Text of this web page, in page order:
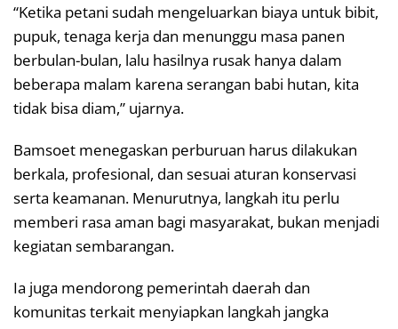
“Ketika petani sudah mengeluarkan biaya untuk bibit,
pupuk, tenaga kerja dan menunggu masa panen
berbulan-bulan, lalu hasilnya rusak hanya dalam
beberapa malam karena serangan babi hutan, kita
tidak bisa diam,” ujarnya.
Bamsoet menegaskan perburuan harus dilakukan
berkala, profesional, dan sesuai aturan konservasi
serta keamanan. Menurutnya, langkah itu perlu
memberi rasa aman bagi masyarakat, bukan menjadi
kegiatan sembarangan.
Ia juga mendorong pemerintah daerah dan
komunitas terkait menyiapkan langkah jangka